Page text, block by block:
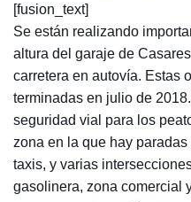
[fusion_text]
Se están realizando
altura del garaje de
carretera en autovía. Estas
terminadas en julio de
seguridad vial para los
zona en la que hay
taxis, y varias
gasolinera, zona comercial